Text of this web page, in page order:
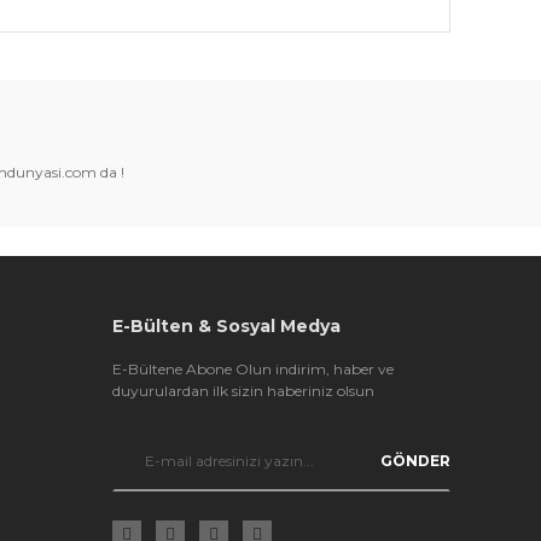
tarafımıza iletebilirsiniz.
da !
E-Bülten & Sosyal Medya
E-Bültene Abone Olun indirim, haber ve
duyurulardan ilk sizin haberiniz olsun
GÖNDER